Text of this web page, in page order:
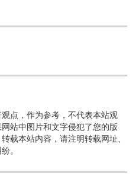
观点，作为参考，不代表本站观
站中图片和文字侵犯了您的版
载本站内容，请注明转载网址、
。